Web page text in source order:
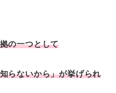
の一つとして
らないから」が挙げられ